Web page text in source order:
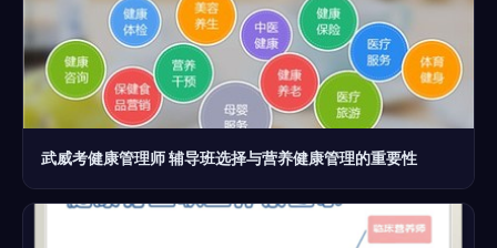
武威考健康管理师 辅导班选择与营养健康管理的重要性